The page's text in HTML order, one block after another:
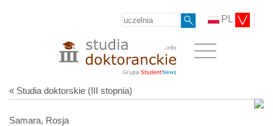
PL
« Studia doktorskie (III stopnia)
Samara, Rosja